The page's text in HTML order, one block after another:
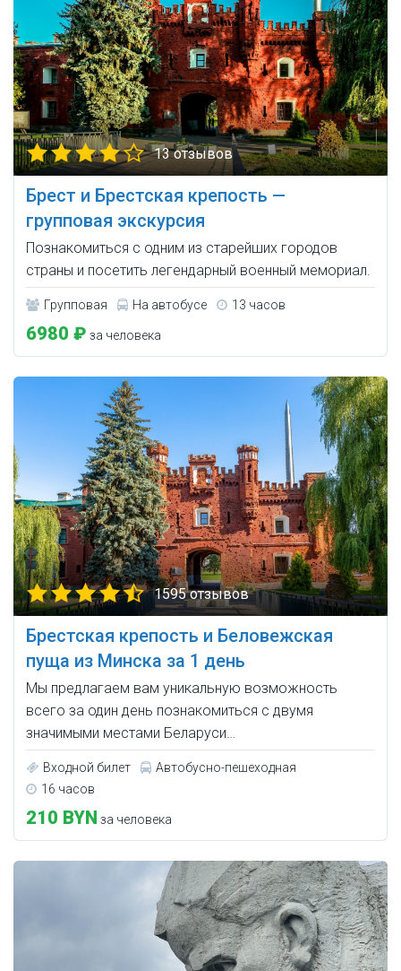
13 отзывов
Брест и Брестская крепость —
групповая экскурсия
Познакомиться с одним из старейших городов
страны и посетить легендарный военный мемориал.
Групповая На автобусе 13 часов
6980 ₽ за человека
1595 отзывов
Брестская крепость и Беловежская
пуща из Минска за 1 день
Мы предлагаем вам уникальную возможность
всего за один день познакомиться с двумя
значимыми местами Беларуси…
Входной билет
Автобусно-пешеходная
16 часов
210 BYN за человека